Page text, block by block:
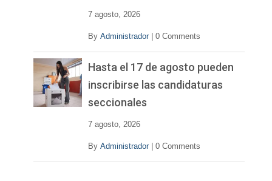
7 agosto, 2026
By Administrador 0 Comments
Hasta el 17 de agosto pueden
inscribirse las candidaturas
seccionales
7 agosto, 2026
By Administrador 0 Comments